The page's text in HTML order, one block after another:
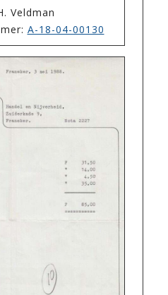
Veldman
A-18-04-00130